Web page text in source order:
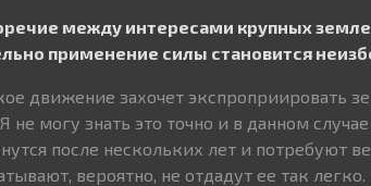
между интересами крупных
применение силы становится
движение захочет экспроприировать
не могу знать это точно и в данном
после нескольких лет и потребуют
вероятно, не отдадут ее так легко.